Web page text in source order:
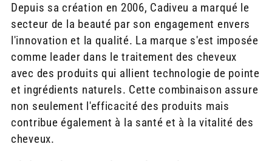
Depuis sa création en 2006, Cadiveu a marqué le
secteur de la beauté par son engagement envers
l'innovation et la qualité. La marque s'est imposée
comme leader dans le traitement des cheveux
avec des produits qui allient technologie de pointe
et ingrédients naturels. Cette combinaison assure
non seulement l'efficacité des produits mais
contribue également à la santé et à la vitalité des
cheveux.